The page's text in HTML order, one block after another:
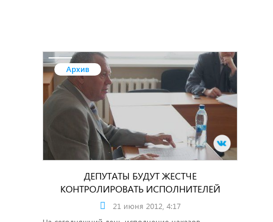
Архив
ДЕПУТАТЫ БУДУТ ЖЕСТЧЕ
КОНТРОЛИРОВАТЬ ИСПОЛНИТЕЛЕЙ
21 июня 2012, 4:17